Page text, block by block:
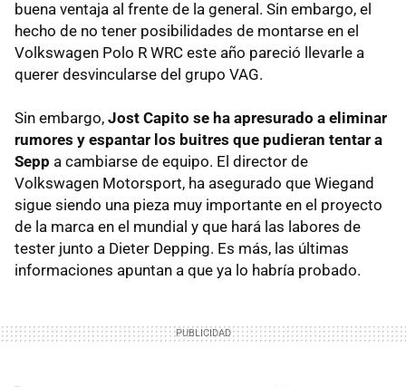
buena ventaja al frente de la general. Sin embargo, el
hecho de no tener posibilidades de montarse en el
Volkswagen Polo R WRC este año pareció llevarle a
querer desvincularse del grupo VAG.
Sin embargo, Jost Capito se ha apresurado a eliminar
rumores y espantar los buitres que pudieran tentar a
Sepp a cambiarse de equipo. El director de
Volkswagen Motorsport, ha asegurado que Wiegand
sigue siendo una pieza muy importante en el proyecto
de la marca en el mundial y que hará las labores de
tester junto a Dieter Depping. Es más, las últimas
informaciones apuntan a que ya lo habría probado.